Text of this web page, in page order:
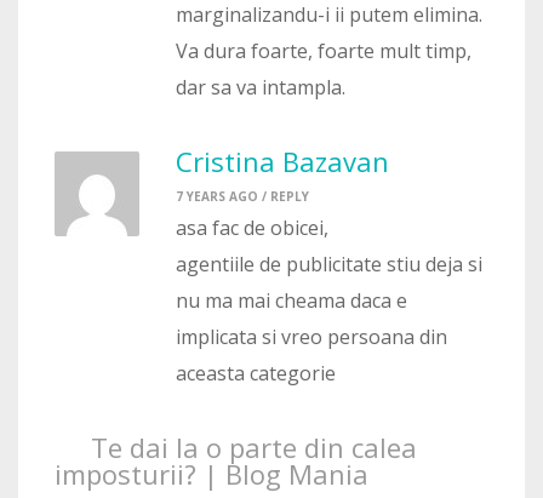
marginalizandu-i ii putem elimina.
Va dura foarte, foarte mult timp,
dar sa va intampla.
Cristina Bazavan
7 YEARS AGO / REPLY
asa fac de obicei,
agentiile de publicitate stiu deja si
nu ma mai cheama daca e
implicata si vreo persoana din
aceasta categorie
Te dai la o parte din calea
imposturii? | Blog Mania